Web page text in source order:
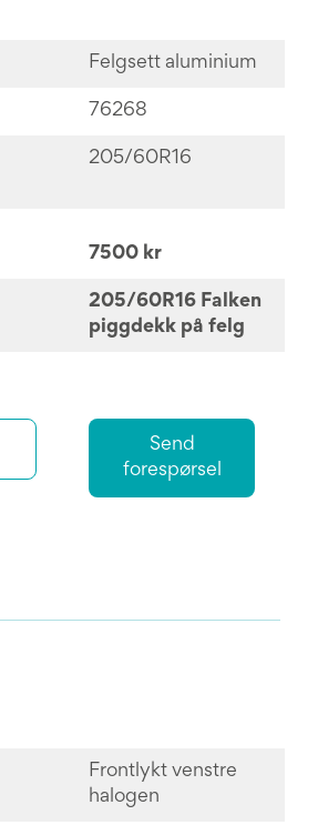
Felgsett aluminium
76268
205/60R16
7500 kr
205/60R16 Falken
piggdekk på felg
Send
forespørsel
Frontlykt venstre
halogen